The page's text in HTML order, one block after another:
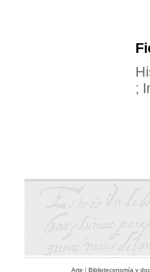
;
Arte | Biblioteconomía y